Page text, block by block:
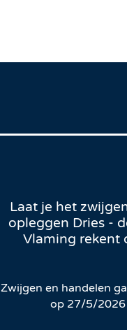
Laat je het
opleggen Dries -
Vlaming rekent
Zwijgen en handelen
op 27/5/2026